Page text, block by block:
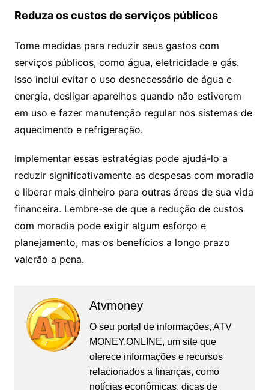
Reduza os custos de serviços públicos
Tome medidas para reduzir seus gastos com
serviços públicos, como água, eletricidade e gás.
Isso inclui evitar o uso desnecessário de água e
energia, desligar aparelhos quando não estiverem
em uso e fazer manutenção regular nos sistemas de
aquecimento e refrigeração.
Implementar essas estratégias pode ajudá-lo a
reduzir significativamente as despesas com moradia
e liberar mais dinheiro para outras áreas de sua vida
financeira. Lembre-se de que a redução de custos
com moradia pode exigir algum esforço e
planejamento, mas os benefícios a longo prazo
valerão a pena.
Atvmoney
O seu portal de informações, ATV
MONEY.ONLINE, um site que
oferece informações e recursos
relacionados a finanças, como
notícias econômicas, dicas de